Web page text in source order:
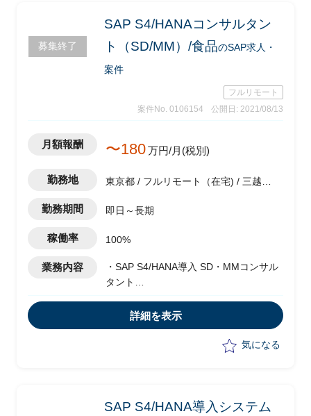
募集終了
SAP S4/HANAコンサルタン
ト（SD/MM）/食品のSAP求人・
案件
フルリモート
案件No. 0106154
公開日: 2021/08/13
月額報酬 〜180万円/月(税別)
勤務地
東京都 / フルリモート（在宅) / 三越前
勤務期間 即日～長期
稼働率 100%
業務内容
・SAP S4/HANA導入 SD・MMコンサル
タント
・インドSIerによるオフショア開発支援
・PMO運営支援
・日本向け導入テンプレートをUS/ASIA-
詳細を表示
気になる
SAP S4/HANA導入システム